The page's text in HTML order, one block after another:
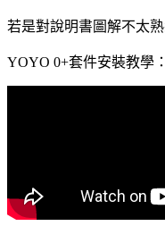
若是對說明書圖解不太
YOYO 0+套件安裝教學：